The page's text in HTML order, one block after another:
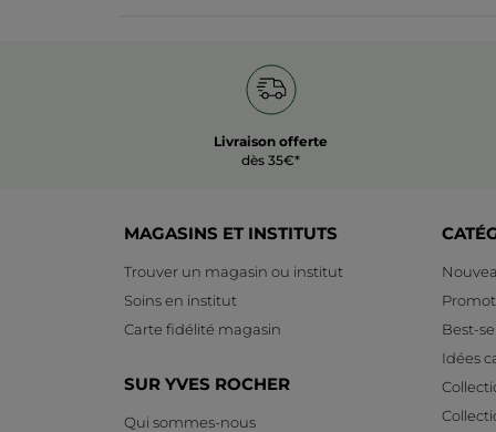
Livraison offerte
dès 35€*
MAGASINS ET INSTITUTS
Trouver un magasin ou institut
Soins en institut
Carte fidélité magasin
SUR YVES ROCHER
Qui sommes-nous
Best-
Idées